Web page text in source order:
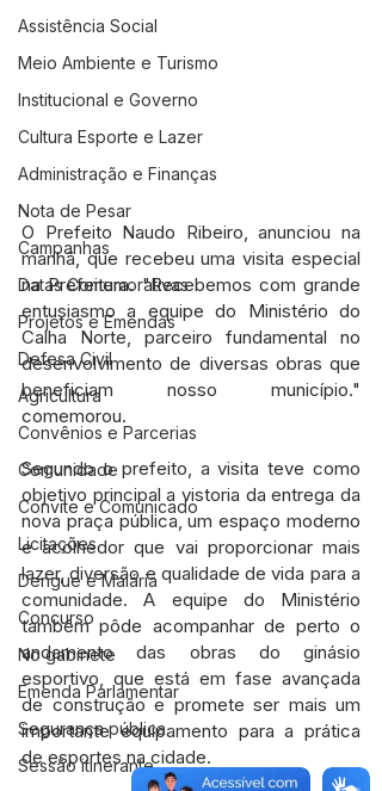
Assistência Social
Meio Ambiente e Turismo
Institucional e Governo
Cultura Esporte e Lazer
Administração e Finanças
Nota de Pesar
Campanhas
Datas Comemorativas
Projetos e Emendas
Defesa Civil
Agricultura
Convênios e Parcerias
Comunidade
Convite e Comunicado
Licitações
Dengue e Malária
Concurso
No gabinete
Emenda Parlamentar
Segurança pública
Sessão itinerante
O Prefeito Naudo Ribeiro, anunciou na
manhã, que recebeu uma visita especial
na Prefeitura. "Recebemos com grande
entusiasmo a equipe do Ministério do
Calha Norte, parceiro fundamental no
desenvolvimento de diversas obras que
beneficiam nosso município."
comemorou.
Segundo o prefeito, a visita teve como
objetivo principal a vistoria da entrega da
nova praça pública, um espaço moderno
e acolhedor que vai proporcionar mais
lazer, diversão e qualidade de vida para a
comunidade. A equipe do Ministério
também pôde acompanhar de perto o
andamento das obras do ginásio
esportivo, que está em fase avançada
de construção e promete ser mais um
importante equipamento para a prática
de esportes na cidade.